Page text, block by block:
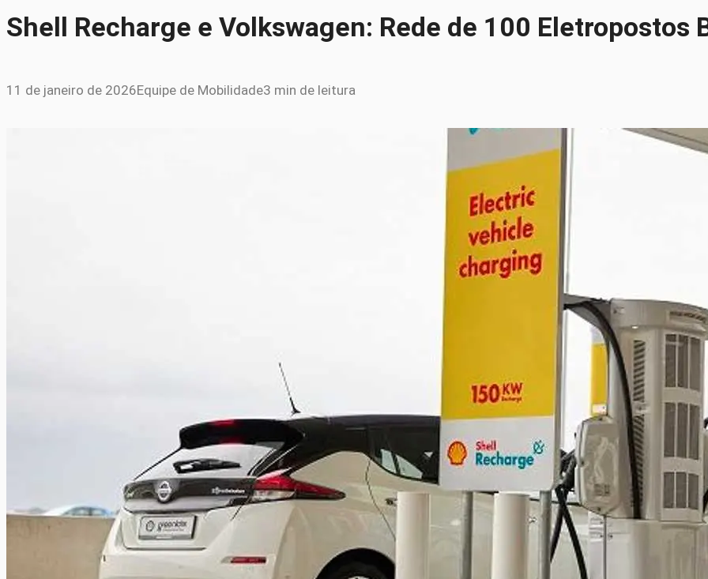
Shell Recharge e Volkswagen: Rede de 100 Eletropostos
11 de janeiro de 2026Equipe de Mobilidade3 min de leitura